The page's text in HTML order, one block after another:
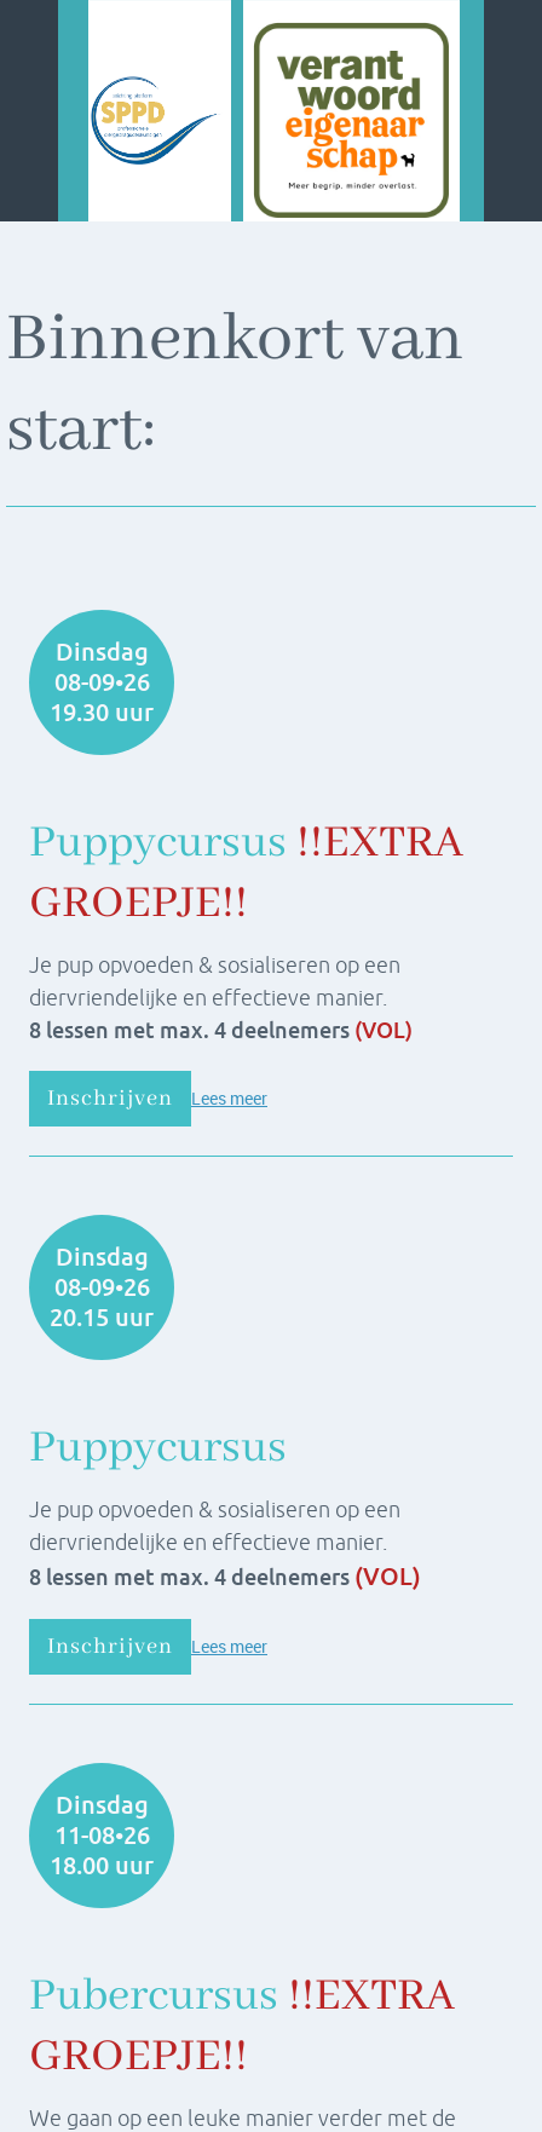
Binnenkort van
start:
Dinsdag
08-09•26
19.30 uur
Puppycursus !!EXTRA
GROEPJE!!
Je pup opvoeden & sosialiseren op een
diervriendelijke en effectieve manier.
8 lessen met max. 4 deelnemers (VOL)
Inschrijven Lees meer
Dinsdag
08-09•26
20.15 uur
Puppycursus
Je pup opvoeden & sosialiseren op een
diervriendelijke en effectieve manier.
8 lessen met max. 4 deelnemers (VOL)
Inschrijven Lees meer
Dinsdag
11-08•26
18.00 uur
Pubercursus !!EXTRA
GROEPJE!!
We gaan op een leuke manier verder met de